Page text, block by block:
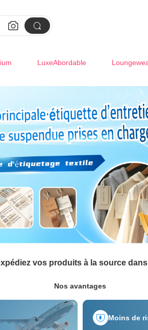
 
LuxeAbordable
vos produits à la source
Nos avantages
Moins de